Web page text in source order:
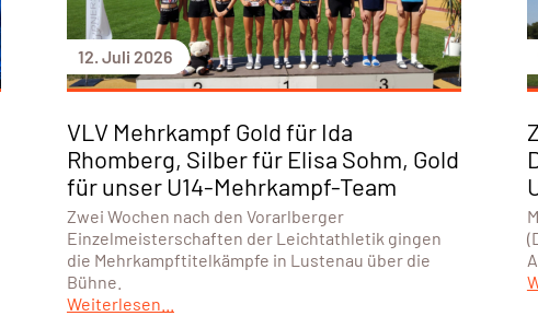
12. Juli 2026
VLV Mehrkampf Gold für Ida
Rhomberg, Silber für Elisa Sohm, Gold
für unser U14-Mehrkampf-Team
Zwei Wochen nach den Vorarlberger
Einzelmeisterschaften der Leichtathletik gingen
die Mehrkampftitelkämpfe in Lustenau über die
Bühne.
Weiterlesen...